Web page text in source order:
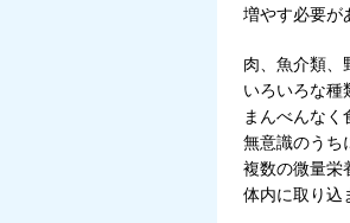
増やす必要が
肉、魚介類、
いろいろな種
まんべんなく
無意識のうち
複数の微量栄
体内に取り込